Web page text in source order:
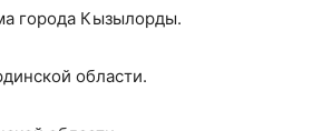
города Кызылорды.
области.